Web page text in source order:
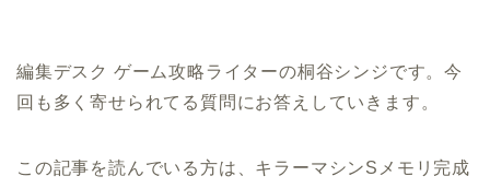
編集デスク ゲーム攻略ライターの桐谷シンジです。今
回も多く寄せられてる質問にお答えしていきます。
この記事を読んでいる方は、キラーマシンSメモリ完成